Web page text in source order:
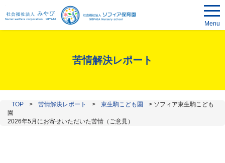
Menu
苦情解決レポート
TOP > 苦情解決レポート > 東生駒こども園 > ソフィア東生駒こども
園
2026年5月にお寄せいただいた苦情（ご意見）